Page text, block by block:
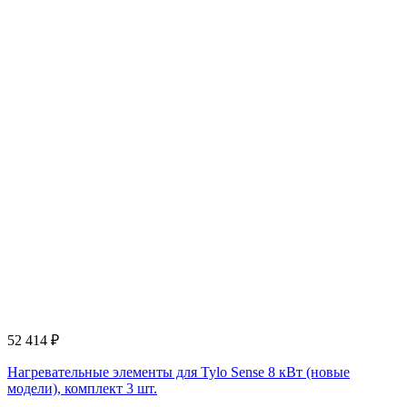
52 414 ₽
Нагревательные элементы для Tylo Sense 8 кВт (новые
модели), комплект 3 шт.